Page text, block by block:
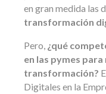
en gran medida las
transformación
Pero, ¿qué
en las pymes
transformación?
Digitales en la